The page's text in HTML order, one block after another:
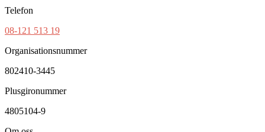
Telefon
08-121 513 19
Organisationsnummer
802410-3445
Plusgironummer
4805104-9